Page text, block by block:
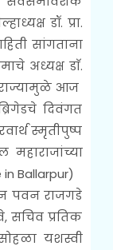
डॉ. प्रा.
सांगताना
अध्यक्ष डाॅ.
आज
दिवंगत
स्मृतीपुष्प
Ballarpur)
पवन राजगडे
सचिव प्रतिक
यशस्वी